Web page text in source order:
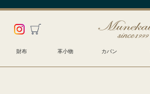
財布 革小物 カバン